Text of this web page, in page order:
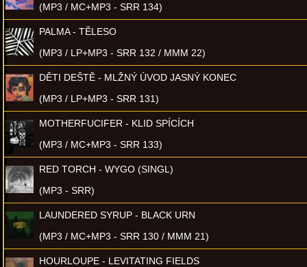
(MP3 / MC+MP3 - SRR 134)
PALMA - TĚLESO
(MP3 / LP+MP3 - SRR 132 / MMM 22)
DĚTI DEŠTĚ - MLŽNÝ ÚVOD JASNÝ KONEC
(MP3 / LP+MP3 - SRR 131)
MOTHERFUCIFER - KLID SPÍCÍCH
(MP3 / MC+MP3 - SRR 133)
RED TORCH - WYGO (SINGL)
(MP3 - SRR)
LAUNDERED SYRUP - BLACK URN
(MP3 / MC+MP3 - SRR 130 / MMM 21)
HOURLOUPE - LEVITATING FIELDS